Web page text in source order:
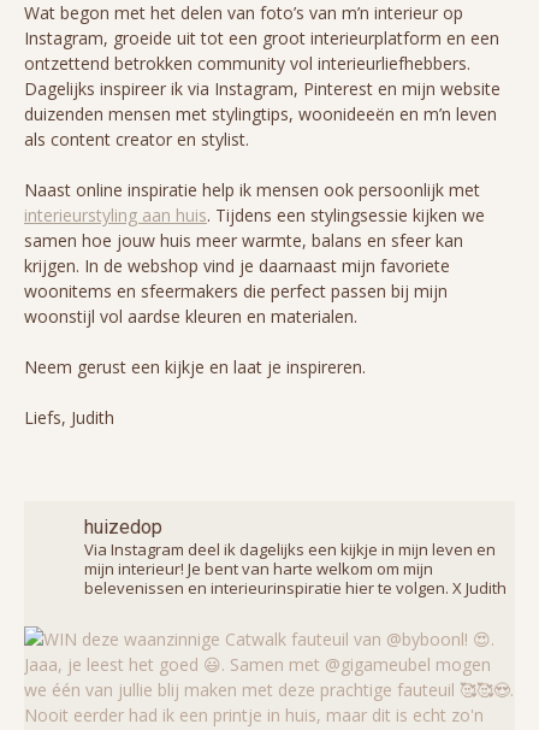
Wat begon met het delen van foto’s van m’n interieur op
Instagram, groeide uit tot een groot interieurplatform en een
ontzettend betrokken community vol interieurliefhebbers.
Dagelijks inspireer ik via Instagram, Pinterest en mijn website
duizenden mensen met stylingtips, woonideeën en m’n leven
als content creator en stylist.
Naast online inspiratie help ik mensen ook persoonlijk met
interieurstyling aan huis. Tijdens een stylingsessie kijken we
samen hoe jouw huis meer warmte, balans en sfeer kan
krijgen. In de webshop vind je daarnaast mijn favoriete
woonitems en sfeermakers die perfect passen bij mijn
woonstijl vol aardse kleuren en materialen.
Neem gerust een kijkje en laat je inspireren.
Liefs, Judith
huizedop
Via Instagram deel ik dagelijks een kijkje in mijn leven en
mijn interieur! Je bent van harte welkom om mijn
belevenissen en interieurinspiratie hier te volgen. X Judith